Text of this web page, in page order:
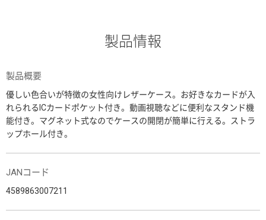
製品情報
製品概要
優しい色合いが特徴の女性向けレザーケース。お好きなカードが入
れられるICカードポケット付き。動画視聴などに便利なスタンド機
能付き。マグネット式なのでケースの開閉が簡単に行える。ストラ
ップホール付き。
JANコード
4589863007211